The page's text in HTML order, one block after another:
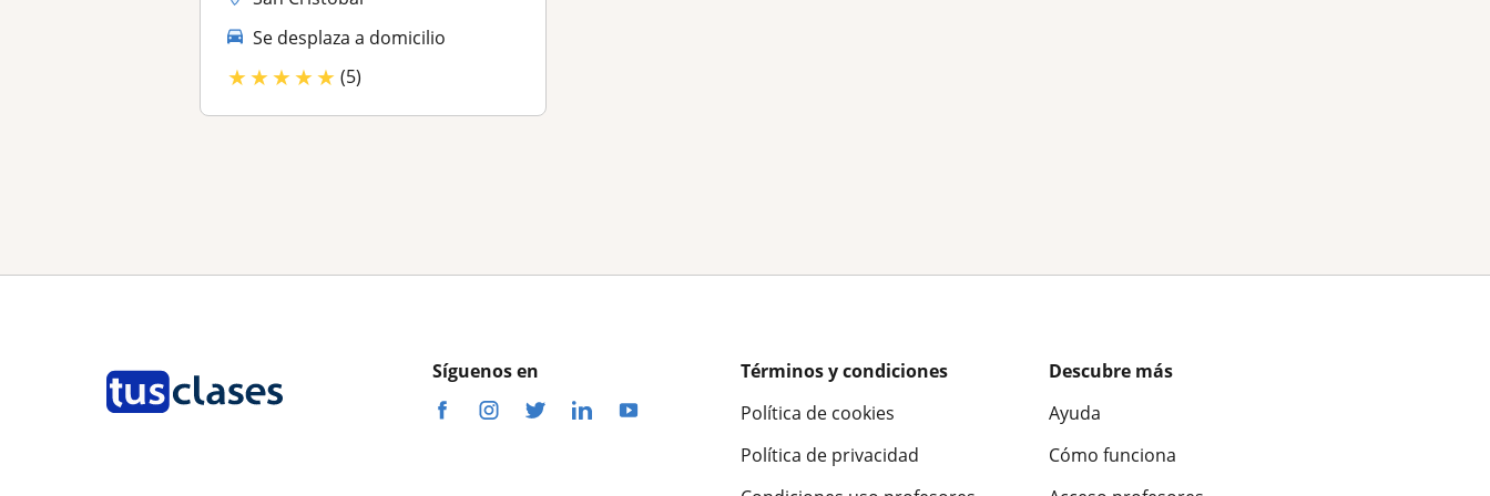
Se desplaza a domicilio
★★★★★ (5)
Síguenos en
Términos y condiciones
Política de cookies
Política de privacidad
Descubre más
Ayuda
Cómo funciona